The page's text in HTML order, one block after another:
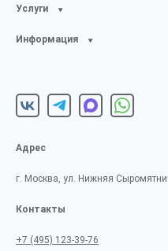
Услуги
Информация
Адрес
г. Москва, ул. Нижняя
Контакты
+7 (495) 123-39-76